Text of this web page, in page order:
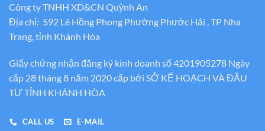
Công ty TNHH XD&CN Quỳnh An
Địa chỉ: 592 Lê Hồng Phong Phường Phước Hải , TP Nha
Trang, tỉnh Khánh Hòa
Giấy chứng nhận đăng ký kinh doanh số 4201905278 Ngày
cấp 28 tháng 8 năm 2020 cấp bới SỞ KẾ HOẠCH VÀ ĐẦU
TƯ TỈNH KHÁNH HÒA
CALL US E-MAIL